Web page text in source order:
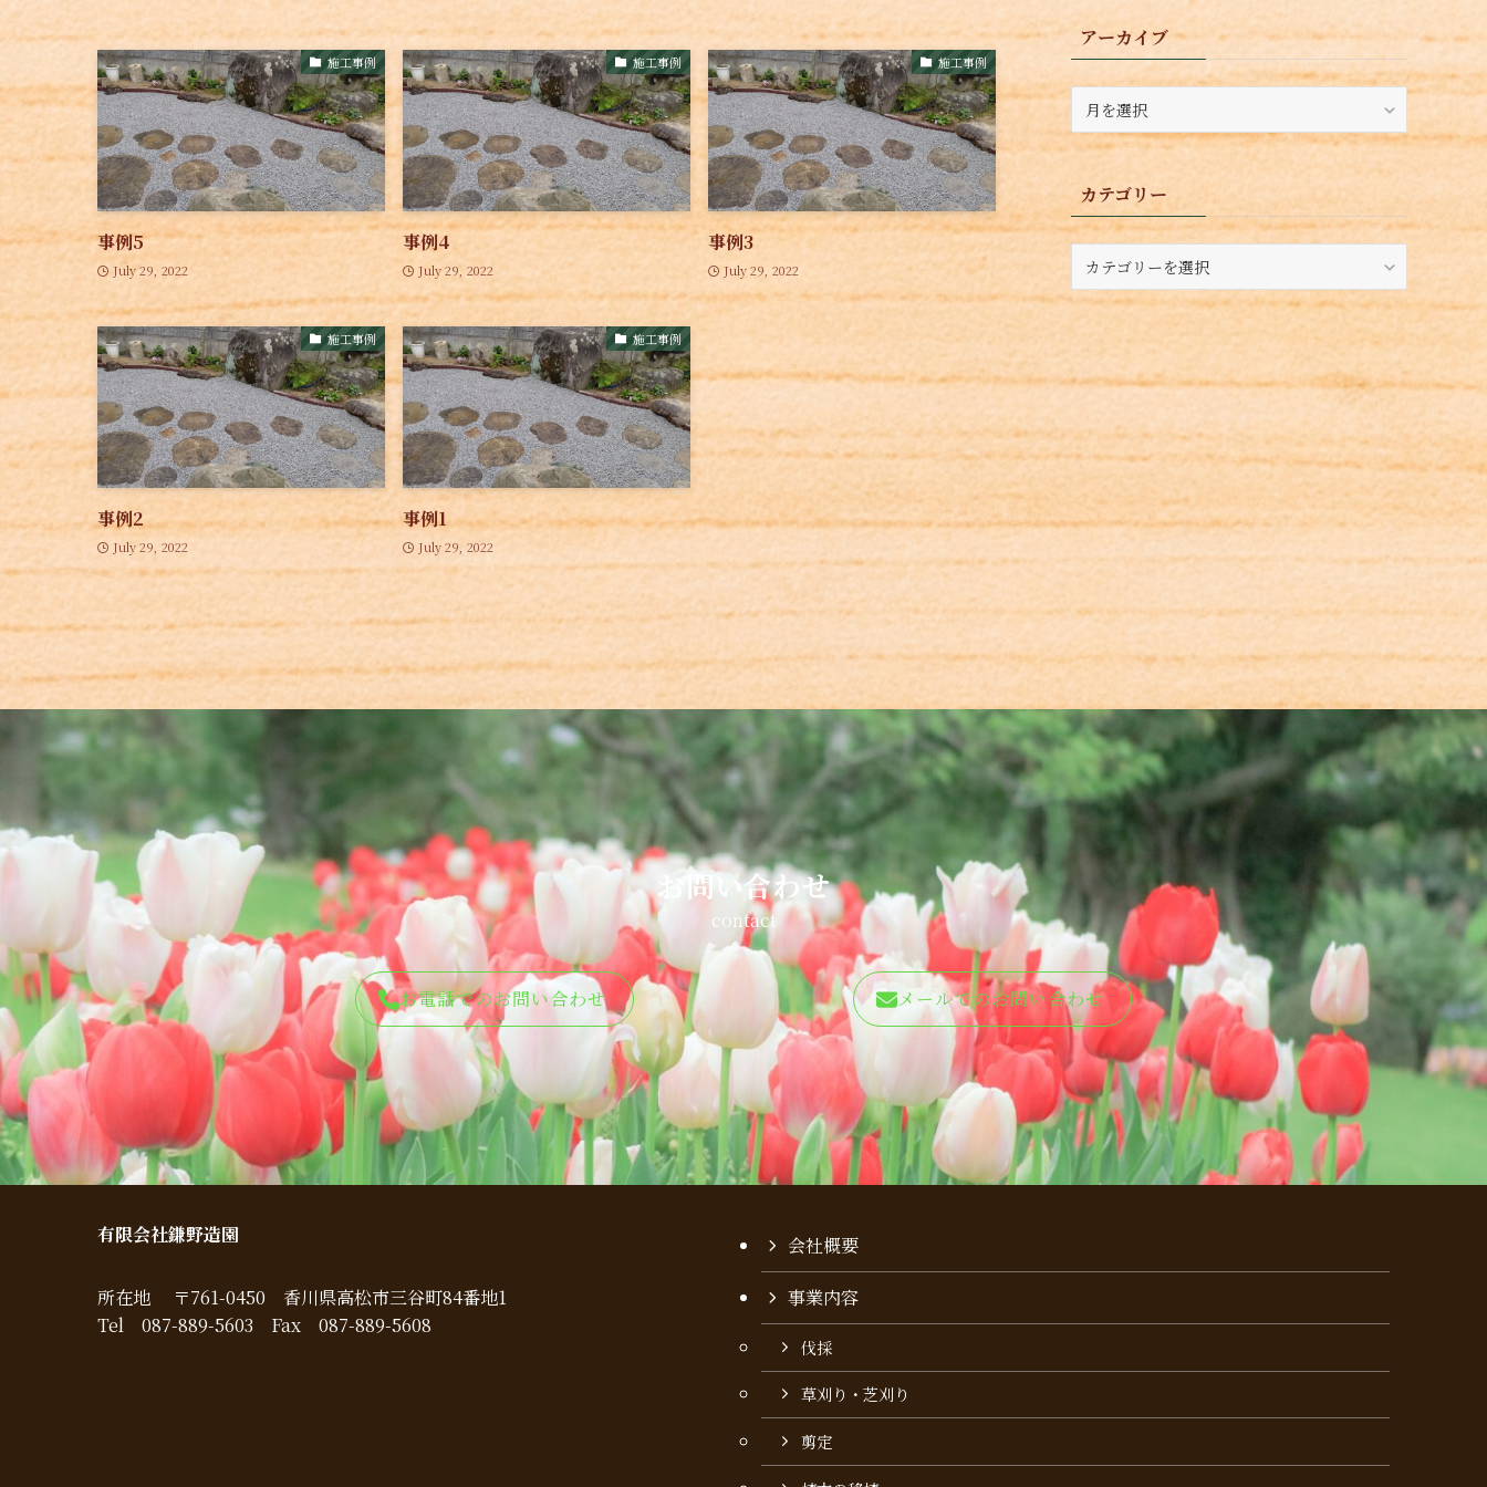
施工事例
事例5
July 29, 2022
施工事例
事例4
July 29, 2022
施工事例
事例3
July 29, 2022
施工事例
事例2
July 29, 2022
施工事例
事例1
July 29, 2022
アーカイブ
カ
ブカテゴリー
ゴ
お問い合わせ
contact
お電話でのお問い合わせ メールでのお問い合わせ
有限会社鎌野造園
所在地 〒761-0450 香川県高松市三谷町84番地1
Tel 087-889-5603 Fax 087-889-5608
会社概要
事業内容
伐採
草刈り・芝刈り
剪定